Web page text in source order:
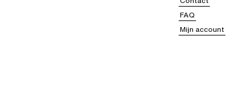
FAQ
Mijn account